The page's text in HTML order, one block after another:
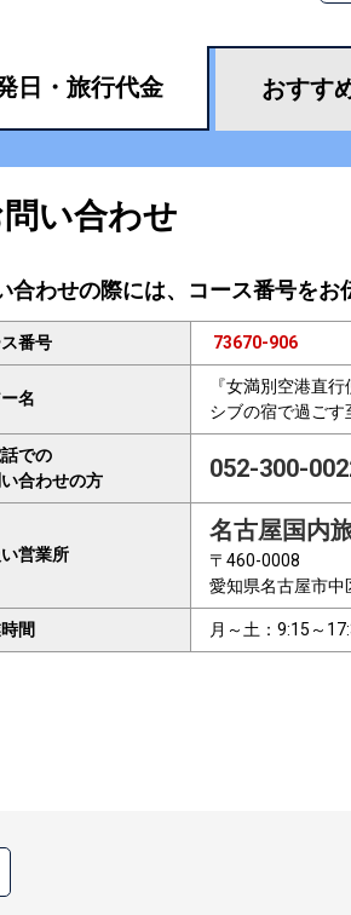
日・ 旅行代金 おすす
い合わせ
合わせの際には、コース番号をお
番号 73670-906
名
『女満別空港直
シブの宿で過ご
での
合わせの方
052-300-
営業所
名古屋国内
〒460-0008
愛知県名古屋市
間 月～土：9:15～